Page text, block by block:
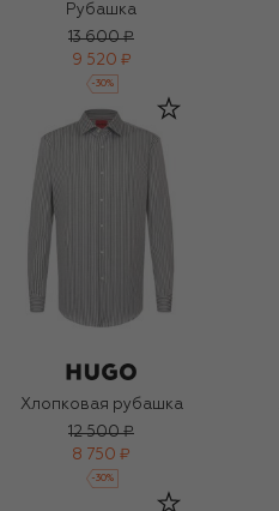
Рубашка
13 600 ₽
9 520 ₽
-30%
Хлопковая рубашка
12 500 ₽
8 750 ₽
-30%